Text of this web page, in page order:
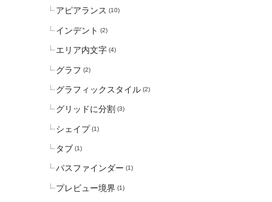
アピアランス (10)
インデント (2)
エリア内文字 (4)
グラフ (2)
グラフィックスタイル (2)
グリッドに分割 (3)
シェイプ (1)
タブ (1)
パスファインダー (1)
プレビュー境界 (1)